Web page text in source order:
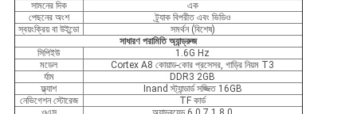
সামনের দিক
এক
পেছনের অংশ
ট্র্যাক বিপরীত এবং ভিডিও
স্বয়ংক্রিয় বা উইন্ডো
সমর্থন (বিশেষ)
সাধারণ পরামিতি অ্যান্ড্রুজ
সিপিইউ
1.6G Hz
মডেল
Cortex A8 কোয়াড-কোর প্রসেসর, গাড়ির নিয়ম T3
র্যাম
DDR3 2GB
ফ্ল্যাশ
Inand স্ট্যান্ডার্ড সজ্জিত 16GB
নেভিগেশন স্টোরেজ
TF কার্ড